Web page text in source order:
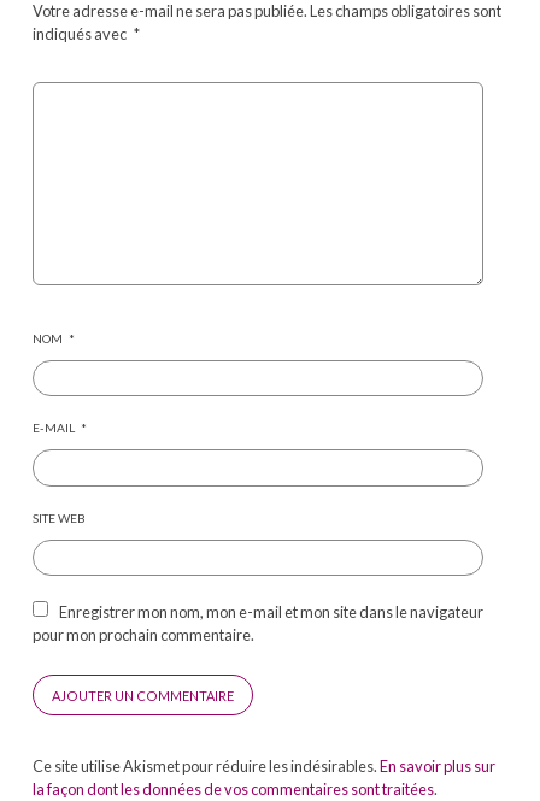
Votre adresse e-mail ne sera pas publiée.Les champs obligatoires sont
indiqués avec *
NOM *
E-MAIL *
SITE WEB
Enregistrer mon nom, mon e-mail et mon site dans le navigateur
pour mon prochain commentaire.
Ce site utilise Akismet pour réduire les indésirables.En savoir plus sur
la façon dont les données de vos commentaires sont traitées.